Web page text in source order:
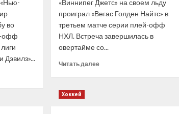
в штаб
«Авангарда»
— СМИ
во
офф
«Виннипег Джетс» на своем льду
проиграл «Вегас Голден Найтс» в
третьем матче серии плей-офф
НХЛ. Встреча завершилась в
овертайме со...
Читать далееПрочитать
Хоккей